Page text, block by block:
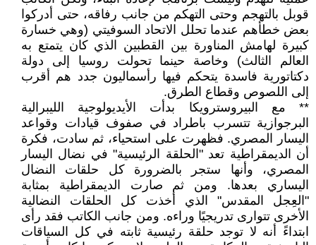
قوبل بالتهجم وحتى التهكم من جانب رفاقه، حتى أدركوا
بعض خطأهم عندما تحلل الاتحاد السوفيتي (وهي خسارة
كبيرة لهامش المناورة بين القطبين الذي كان يتمتع به
العالم الثالث) وخاصة حينما تحولت روسيا إلى دولة
دكتاتورية فاسدة يتحكم فيها رأسماليون جدد هم أقرب
إلى اللصوص وقطاع الطرق.
** مع البيروسترويكا بدأت الأيديولوجية الليبرالية
البرجوازية تتسرب باطراد في صفوف قيادات وقواعد
اليسار المصري. فظهرت على استحياء، ثم سادت، فكرة
أن الديمقراطية تعد "الحلقة الرئيسية" في نضال اليسار
المصري، وأنها ستجر بالضرورة كل حلقات النضال
اليساري بعدها. ومن ثم صارت الديمقراطية بمثابة
"العِجل المقدس" الذي أخذت كل الحلقات النضالية
الأخرى تتوارى تدريجيًا وراءه. ومن جانب الكاتب فقد رأى
ابتداءً أنه لا توجد حلقة رئيسية ثابته في كل السياقات